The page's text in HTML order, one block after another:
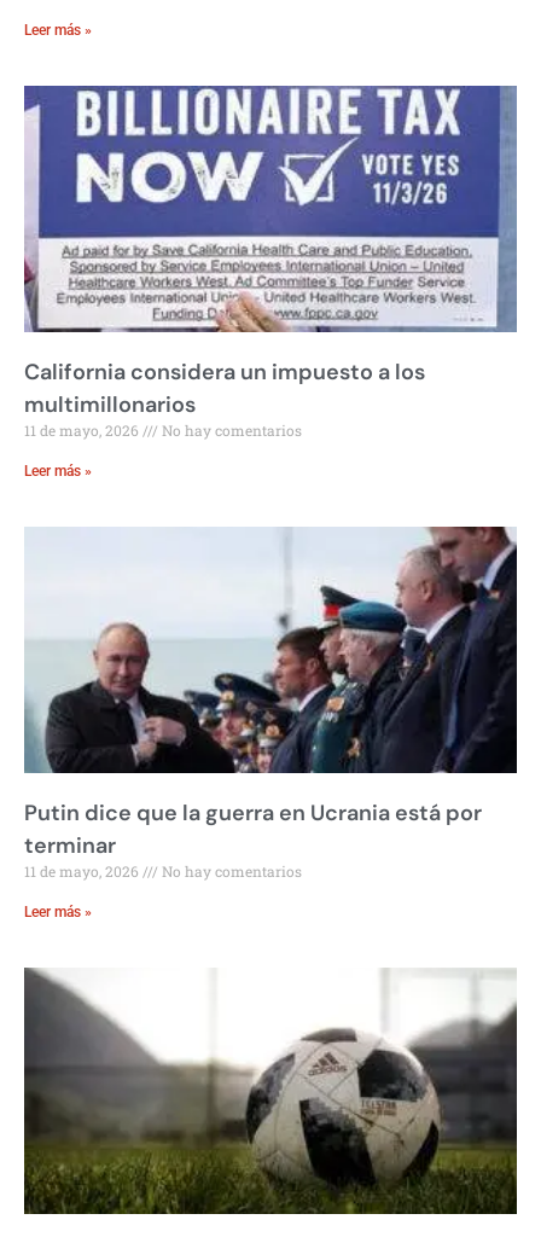
Leer más »
California considera un impuesto a los
multimillonarios
11 de mayo, 2026 No hay comentarios
Leer más »
Putin dice que la guerra en Ucrania está por
terminar
11 de mayo, 2026 No hay comentarios
Leer más »